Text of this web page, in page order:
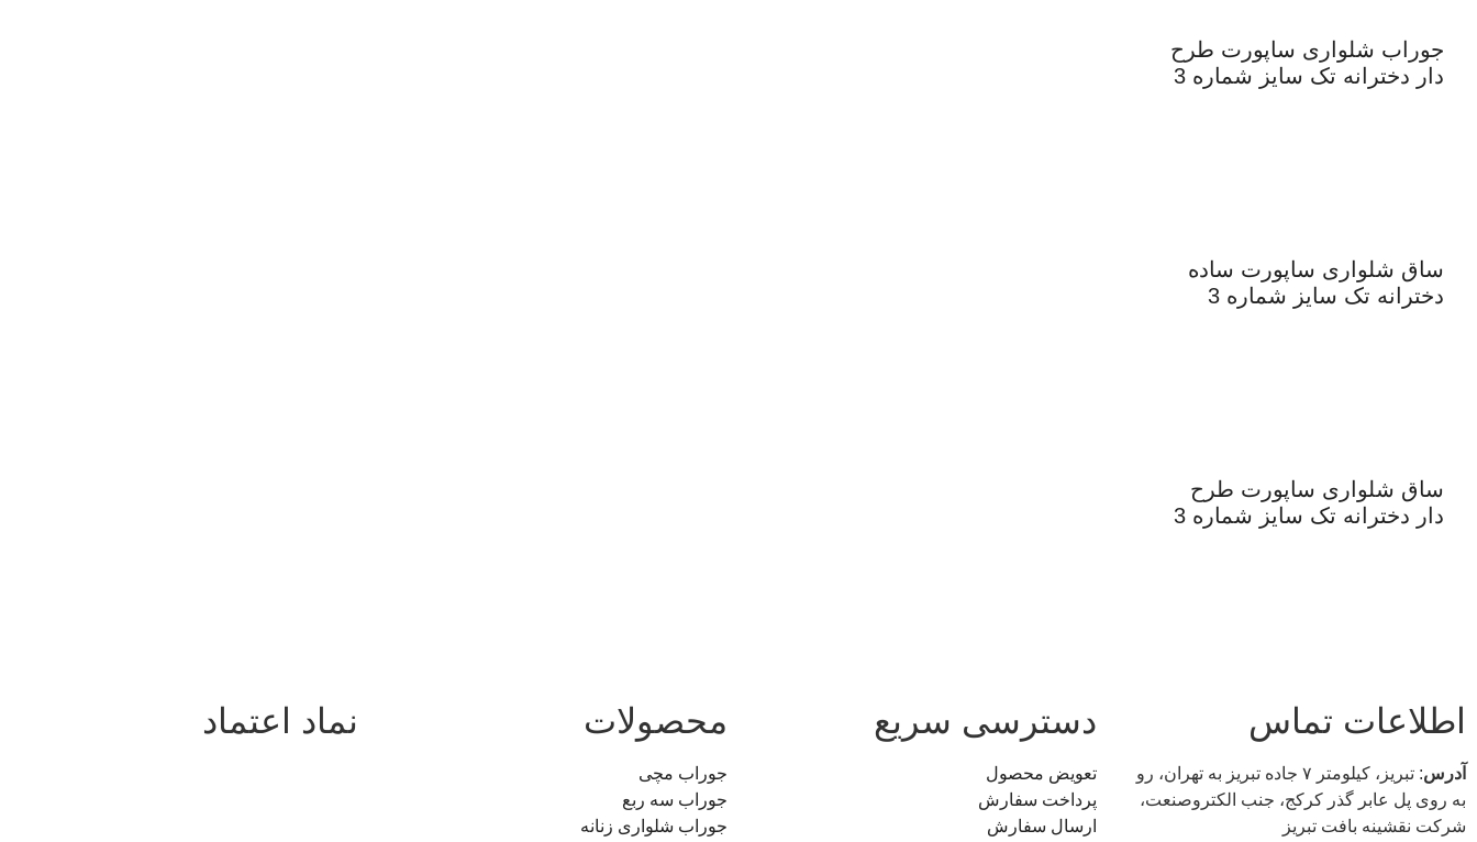
جوراب شلواری ساپورت طرح
دار دخترانه تک سایز شماره 3
ساق شلواری ساپورت ساده
دخترانه تک سایز شماره 3
ساق شلواری ساپورت طرح
دار دخترانه تک سایز شماره 3
اطلاعات تماس
آدرس
: تبریز، كيلومتر ۷ جاده تبريز به تهران، رو
به روی پل عابر گذر کرکج، جنب الکتروصنعت،
شركت نقشينه بافت تبريز
دسترسی سریع
تعویض محصول
پرداخت سفارش
ارسال سفارش
محصولات
جوراب مچی
جوراب سه ربع
جوراب شلواری زنانه
نماد اعتماد